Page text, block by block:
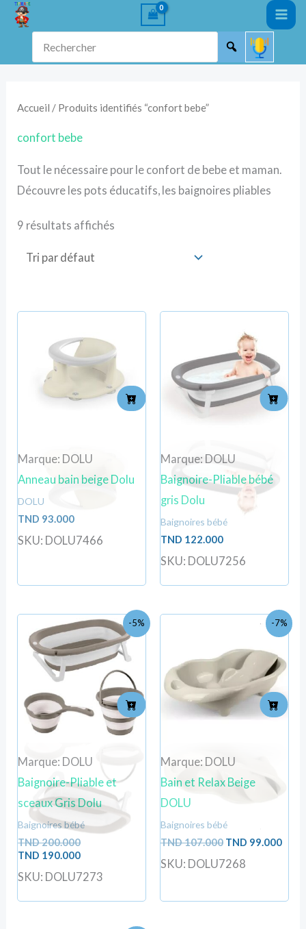
Aller
Rechercher
Accueil / Produits identifiés “confort bebe”
confort bebe
Tout le nécessaire pour le confort de bebe et maman.
Découvre les pots éducatifs, les baignoires pliables
9 résultats affichés
Marque: DOLU
Anneau bain beige Dolu
DOLU
TND 93.000
SKU: DOLU7466
Marque: DOLU
Baignoire-Pliable bébé
gris Dolu
Baignoires bébé
TND 122.000
SKU: DOLU7256
-5%
Marque: DOLU
Baignoire-Pliable et
sceaux Gris Dolu
Baignoires bébé
TND200.000
Le
prix
initial
était :
TND
200.000.
TND 190.000
Le
prix
actuel
est :
TND
190.000.
SKU: DOLU7273
-7%
Marque: DOLU
Bain et Relax Beige
DOLU
Baignoires bébé
TND107.000
initial
était :
TND
107.000.
TND 99.000
Le
prix
est :
TND
SKU: DOLU7268